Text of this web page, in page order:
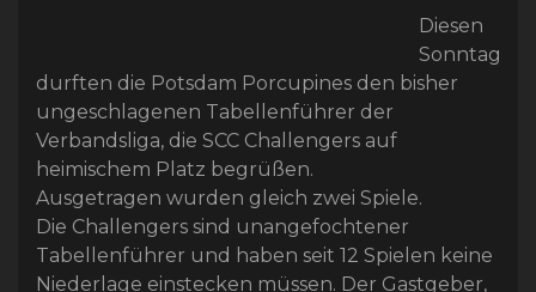
Diesen
Sonntag
durften die Potsdam Porcupines den bisher
ungeschlagenen Tabellenführer der
Verbandsliga, die SCC Challengers auf
heimischem Platz begrüßen.
Ausgetragen wurden gleich zwei Spiele.
Die Challengers sind unangefochtener
Tabellenführer und haben seit 12 Spielen keine
Niederlage einstecken müssen. Der Gastgeber,